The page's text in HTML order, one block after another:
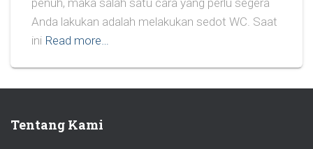
penuh, maka salah satu cara yang perlu segera
Anda lakukan adalah melakukan sedot WC. Saat
ini Read more…
Tentang Kami